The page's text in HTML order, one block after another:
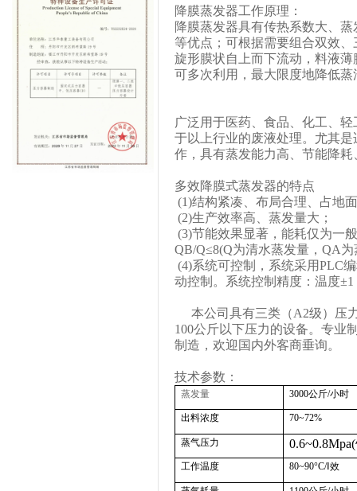
降膜蒸发器工作原理：
降膜蒸发器具有传热系数大、
等优点；可根据需要组合双效
旋形膜状自上而下流动，料液
可多次利用，最大限度地降低蒸
广泛用于医药、食品、化工、
于以上行业的废液处理。尤其
作，具有蒸发能力高、节能降
多效降膜式蒸发器的特点
(1)结构紧凑、布局合理、占地
(2)生产效率高、蒸发量大；
(3)节能效果显著，能耗仅为一
QB/Q≤8(Q为清水蒸发量， QA为
(4)系统可控制，系统采用PLC
动控制。系统控制精度：温度±1
本公司具有三类（A2级）压
100公斤以下压力的设备。专业
制造，欢迎国内外客商垂询。
技术参数：
蒸发量 3000公斤/小时
出料浓度 70~72%
蒸气压力 0.6~0.8Mpa(
工作温度 80~90°C/Ⅰ效